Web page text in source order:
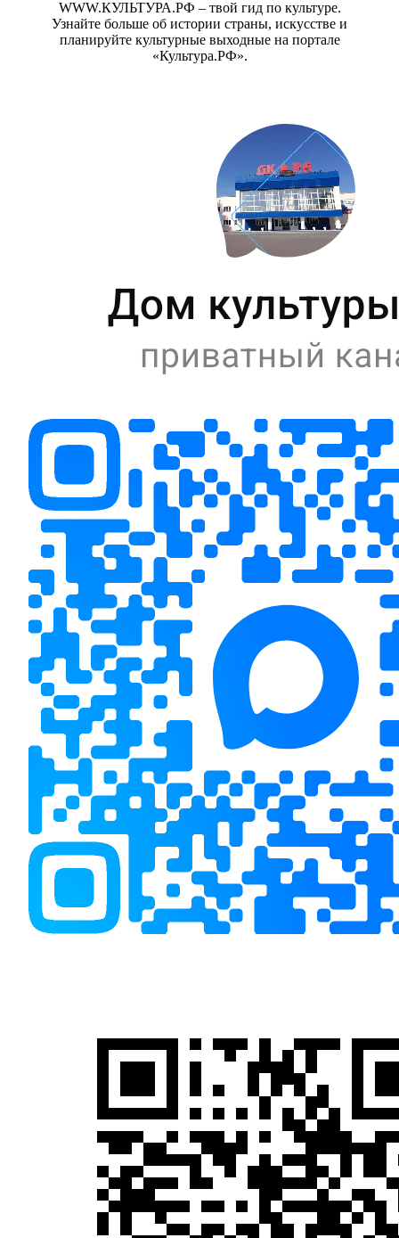
WWW.КУЛЬТУРА.РФ – твой гид по культуре.
Узнайте больше об истории страны, искусстве и
планируйте культурные выходные на портале
«Культура.РФ».